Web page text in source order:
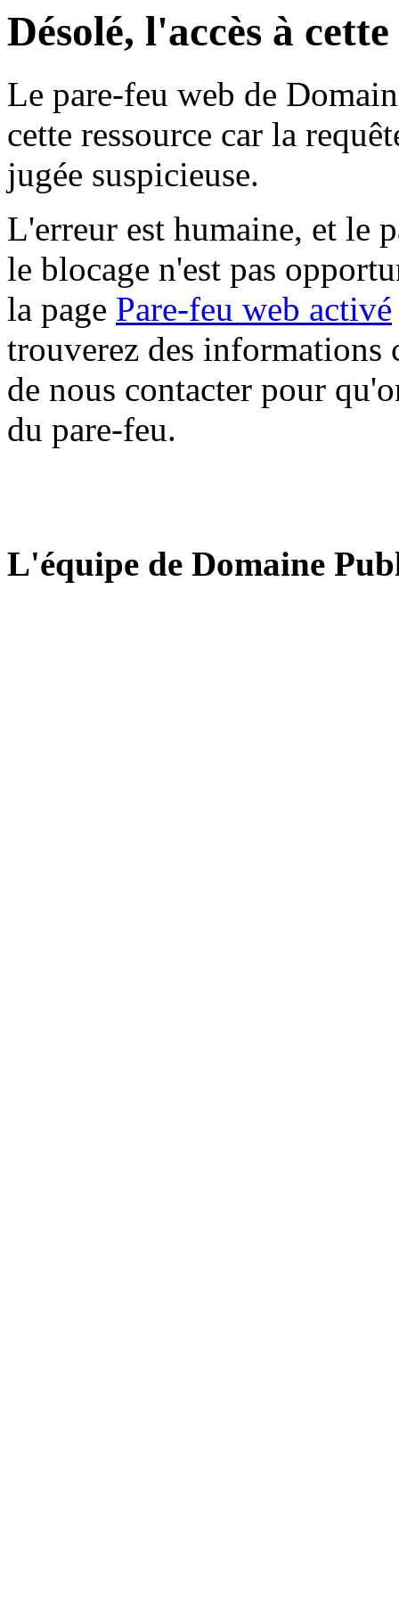
Désolé, l'accès à
Le pare-feu web de
cette ressource car la
jugée suspicieuse.
L'erreur est humaine, et le
le blocage n'est pas
la page Pare-feu web activé
trouverez des informations
de nous contacter pour
du pare-feu.
L'équipe de Domaine